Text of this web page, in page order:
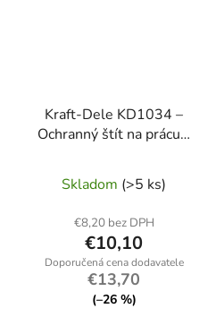
Kraft-Dele KD1034 –
Ochranný štít na prácu s
Skladom (>5 ks)
€8,20 bez DPH
€10,10
€13,70
(–26 %)